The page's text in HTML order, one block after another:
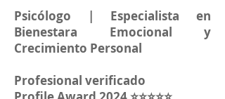
Psicólogo | Especialista en
Bienestara Emocional y
Crecimiento Personal
Profesional verificado